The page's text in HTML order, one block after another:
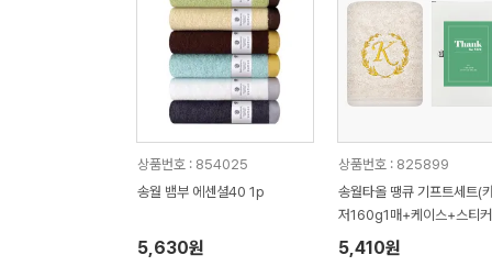
상품번호 : 854025
송월 뱀부 에센셜40 1p
5,630원
상품번호 : 825899
송월타올 땡큐 기프트세트(
저160g1매+케이스+스티
사 답례품
5,410원